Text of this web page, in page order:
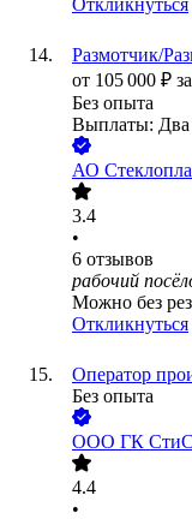
Откликнуться
Размотчик/
от 105 000 ₽
Без опыта
Выплаты: Два
АО
3.4
•
6 отзывов
рабочий
Можно без
Откликнуться
Оператор
Без опыта
ООО ГК СтиС
4.4
•